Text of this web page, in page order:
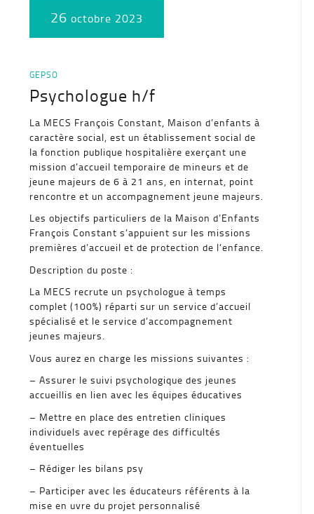
26 octobre 2023
GEPSO
Psychologue h/f
La MECS François Constant, Maison d’enfants à
caractère social, est un établissement social de
la fonction publique hospitalière exerçant une
mission d’accueil temporaire de mineurs et de
jeune majeurs de 6 à 21 ans, en internat, point
rencontre et un accompagnement jeune majeurs.
Les objectifs particuliers de la Maison d’Enfants
François Constant s’appuient sur les missions
premières d’accueil et de protection de l’enfance.
Description du poste :
La MECS recrute un psychologue à temps
complet (100%) réparti sur un service d’accueil
spécialisé et le service d’accompagnement
jeunes majeurs.
Vous aurez en charge les missions suivantes :
– Assurer le suivi psychologique des jeunes
accueillis en lien avec les équipes éducatives
– Mettre en place des entretien cliniques
individuels avec repérage des difficultés
éventuelles
– Rédiger les bilans psy
– Participer avec les éducateurs référents à la
mise en uvre du projet personnalisé